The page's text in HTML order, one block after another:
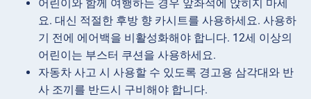
어린이와 함께 여행하는 경우 앞좌석에 앉히지 마세
요. 대신 적절한 후방 향 카시트를 사용하세요. 사용하
기 전에 에어백을 비활성화해야 합니다. 12세 이상의
어린이는 부스터 쿠션을 사용하세요.
자동차 사고 시 사용할 수 있도록 경고용 삼각대와 반
사 조끼를 반드시 구비해야 합니다.